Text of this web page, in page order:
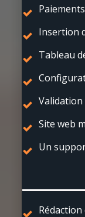
Insertion
Tableau
Site web
Un